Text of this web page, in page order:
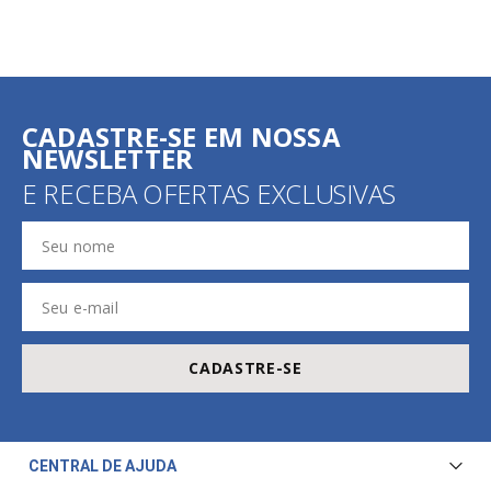
CADASTRE-SE EM NOSSA
NEWSLETTER
E RECEBA OFERTAS EXCLUSIVAS
CADASTRE-SE
CENTRAL DE AJUDA